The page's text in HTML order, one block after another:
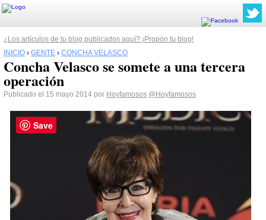
¿Los artículos de tu blog publicados aquí? ¡Propón tu blog!
INICIO › GENTE › CONCHA VELASCO
Concha Velasco se somete a una tercera
operación
Publicado el 15 mayo 2014 por Hoyfamosos @Hoyfamosos
Save